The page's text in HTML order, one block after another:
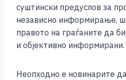
суштински предуслов за
независно информирање,
правото на граѓаните да
и објективно информирани.
Неопходно е новинарите